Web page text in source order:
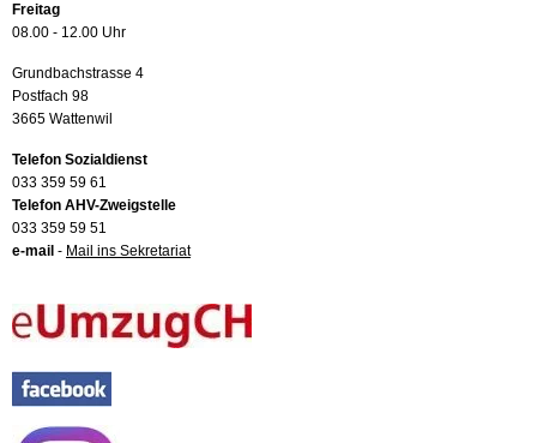
Freitag
08.00 - 12.00 Uhr
Grundbachstrasse 4
Postfach 98
3665 Wattenwil
Telefon Sozialdienst
033 359 59 61
Telefon AHV-Zweigstelle
033 359 59 51
e-mail - Mail ins Sekretariat